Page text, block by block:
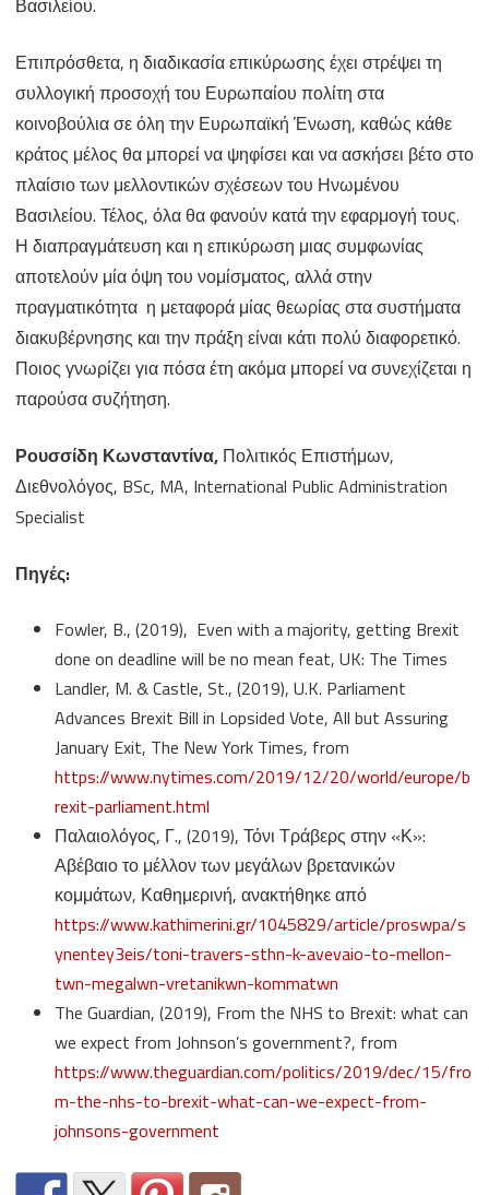
Βασιλείου.
Επιπρόσθετα, η διαδικασία επικύρωσης έχει στρέψει τη
συλλογική προσοχή του Ευρωπαίου πολίτη στα
κοινοβούλια σε όλη την Ευρωπαϊκή Ένωση, καθώς κάθε
κράτος μέλος θα μπορεί να ψηφίσει και να ασκήσει βέτο στο
πλαίσιο των μελλοντικών σχέσεων του Ηνωμένου
Βασιλείου. Τέλος, όλα θα φανούν κατά την εφαρμογή τους.
Η διαπραγμάτευση και η επικύρωση μιας συμφωνίας
αποτελούν μία όψη του νομίσματος, αλλά στην
πραγματικότητα η μεταφορά μίας θεωρίας στα συστήματα
διακυβέρνησης και την πράξη είναι κάτι πολύ διαφορετικό.
Ποιος γνωρίζει για πόσα έτη ακόμα μπορεί να συνεχίζεται η
παρούσα συζήτηση.
Ρουσσίδη Κωνσταντίνα, Πολιτικός Επιστήμων,
Διεθνολόγος, BSc, MA, International Public Administration
Specialist
Πηγές:
Fowler, B., (2019), Even with a majority, getting Brexit
done on deadline will be no mean feat, UK: The Times
Landler, M. & Castle, St., (2019), U.K. Parliament
Advances Brexit Bill in Lopsided Vote, All but Assuring
January Exit, The New York Times, from
https://www.nytimes.com/2019/12/20/world/europe/b
rexit-parliament.html
Παλαιολόγος, Γ., (2019), Τόνι Τράβερς στην «Κ»:
Αβέβαιο το μέλλον των μεγάλων βρετανικών
κομμάτων, Καθημερινή, ανακτήθηκε από
https://www.kathimerini.gr/1045829/article/proswpa/s
ynentey3eis/toni-travers-sthn-k-avevaio-to-mellon-
twn-megalwn-vretanikwn-kommatwn
The Guardian, (2019), From the NHS to Brexit: what can
we expect from Johnson’s government?, from
https://www.theguardian.com/politics/2019/dec/15/fro
m-the-nhs-to-brexit-what-can-we-expect-from-
johnsons-government